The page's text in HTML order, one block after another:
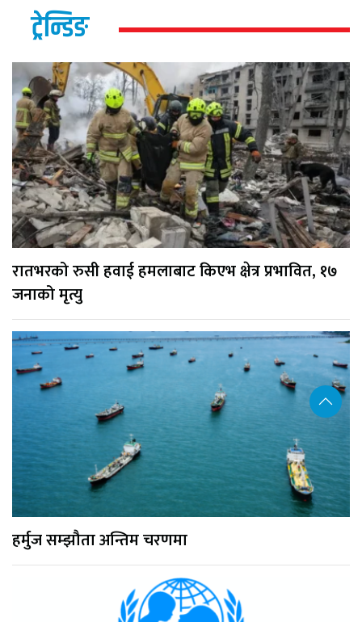
ट्रेन्डिङ
रातभरको रुसी हवाई हमलाबाट किएभ क्षेत्र प्रभावित, १७
जनाको मृत्यु
हर्मुज सम्झौता अन्तिम चरणमा